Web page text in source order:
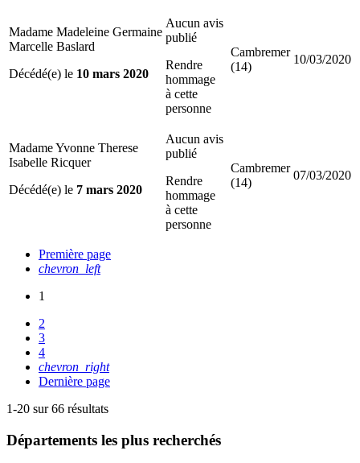
Madame Madeleine Germaine
Marcelle Baslard
Décédé(e) le 10 mars 2020
Aucun avis
publié
Rendre
hommage
à cette
personne
Cambremer
(14)
10/03/2020
Madame Yvonne Therese
Isabelle Ricquer
Décédé(e) le 7 mars 2020
Aucun avis
publié
Rendre
hommage
à cette
personne
Cambremer
(14)
07/03/2020
Première page
chevron_left
1
2
3
4
chevron_right
Dernière page
1-20 sur 66 résultats
Départements les plus recherchés